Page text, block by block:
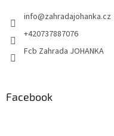
info@zahradajohanka.cz
+420737887076
Fcb Zahrada JOHANKA
Facebook